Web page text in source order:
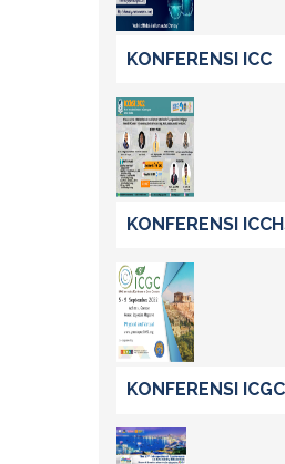
KONFERENSI ICC
KONFERENSI
KONFERENSI ICGC